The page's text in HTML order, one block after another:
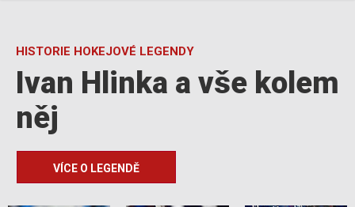
HISTORIE HOKEJOVÉ LEGENDY
Ivan Hlinka a vše kolem
něj
VÍCE O LEGENDĚ